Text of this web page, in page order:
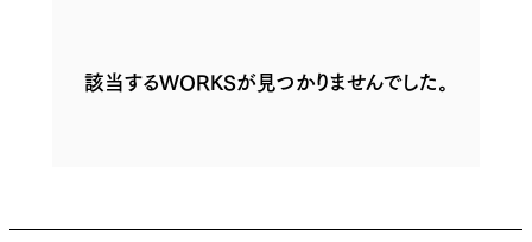
該当するWORKSが見つかりませんでした。